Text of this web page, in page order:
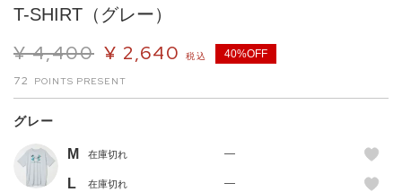
T-SHIRT（グレー）
¥ 4,400 ¥ 2,640 税込 40%OFF
72
グレー
M 在庫切れ —
L 在庫切れ —